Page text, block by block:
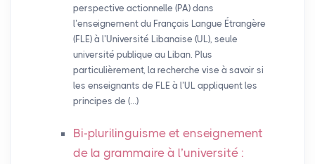
perspective actionnelle (PA) dans
l’enseignement du Français Langue Étrangère
(FLE) à l’Université Libanaise (UL), seule
université publique au Liban. Plus
particulièrement, la recherche vise à savoir si
les enseignants de FLE à l’UL appliquent les
principes de (…)
Bi-plurilinguisme et enseignement
de la grammaire à l’université :